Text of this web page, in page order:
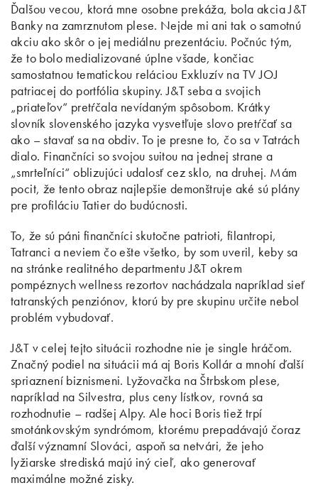
Ďalšou vecou, ktorá mne osobne prekáža, bola akcia J&T
Banky na zamrznutom plese. Nejde mi ani tak o samotnú
akciu ako skôr o jej mediálnu prezentáciu. Počnúc tým,
že to bolo medializované úplne všade, končiac
samostatnou tematickou reláciou Exkluzív na TV JOJ
patriacej do portfólia skupiny. J&T seba a svojich
„priateľov“ pretŕčala nevídaným spôsobom. Krátky
slovník slovenského jazyka vysvetľuje slovo pretŕčať sa
ako – stavať sa na obdiv. To je presne to, čo sa v Tatrách
dialo. Finančníci so svojou suitou na jednej strane a
„smrteľníci“ oblizujúci udalosť cez sklo, na druhej. Mám
pocit, že tento obraz najlepšie demonštruje aké sú plány
pre profiláciu Tatier do budúcnosti.
To, že sú páni finančníci skutočne patrioti, filantropi,
Tatranci a neviem čo ešte všetko, by som uveril, keby sa
na stránke realitného departmentu J&T okrem
pompéznych wellness rezortov nachádzala napríklad sieť
tatranských penziónov, ktorú by pre skupinu určite nebol
problém vybudovať.
J&T v celej tejto situácii rozhodne nie je single hráčom.
Značný podiel na situácii má aj Boris Kollár a mnohí ďalší
spriaznení biznismeni. Lyžovačka na Štrbskom plese,
napríklad na Silvestra, plus ceny lístkov, rovná sa
rozhodnutie – radšej Alpy. Ale hoci Boris tiež trpí
smotánkovským syndrómom, ktorému prepadávajú čoraz
ďalší významní Slováci, aspoň sa netvári, že jeho
lyžiarske strediská majú iný cieľ, ako generovať
maximálne možné zisky.